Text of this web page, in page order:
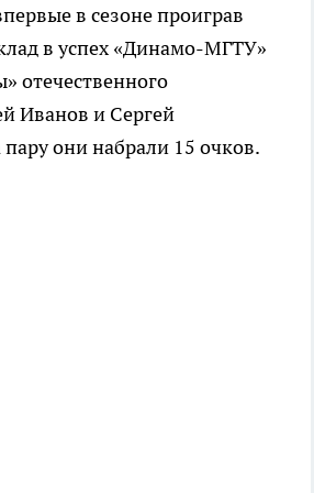
в сезоне проиграв
в успех «Динамо-МГТУ»
отечественного
Иванов и Сергей
они набрали 15 очков.